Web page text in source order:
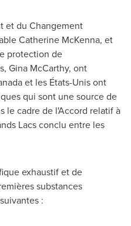
et du Changement
Catherine McKenna, et
protection de
Gina McCarthy, ont
et les États-Unis ont
qui sont une source de
le cadre de l'Accord relatif à
Lacs conclu entre les
exhaustif et de
substances
: